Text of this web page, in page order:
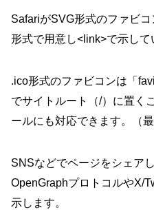
SafariがSVG形式のファビ
形式で用意し<link>で示して
.ico形式のファビコンは「
でサイトルート（/）に置く
ールにも対応できます。（
SNSなどでページをシェア
OpenGraphプロトコルやX/
示します。